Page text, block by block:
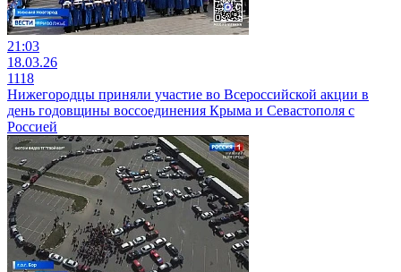
21:03
18.03.26
1118
Нижегородцы приняли участие во Всероссийской акции в
день годовщины воссоединения Крыма и Севастополя с
Россией